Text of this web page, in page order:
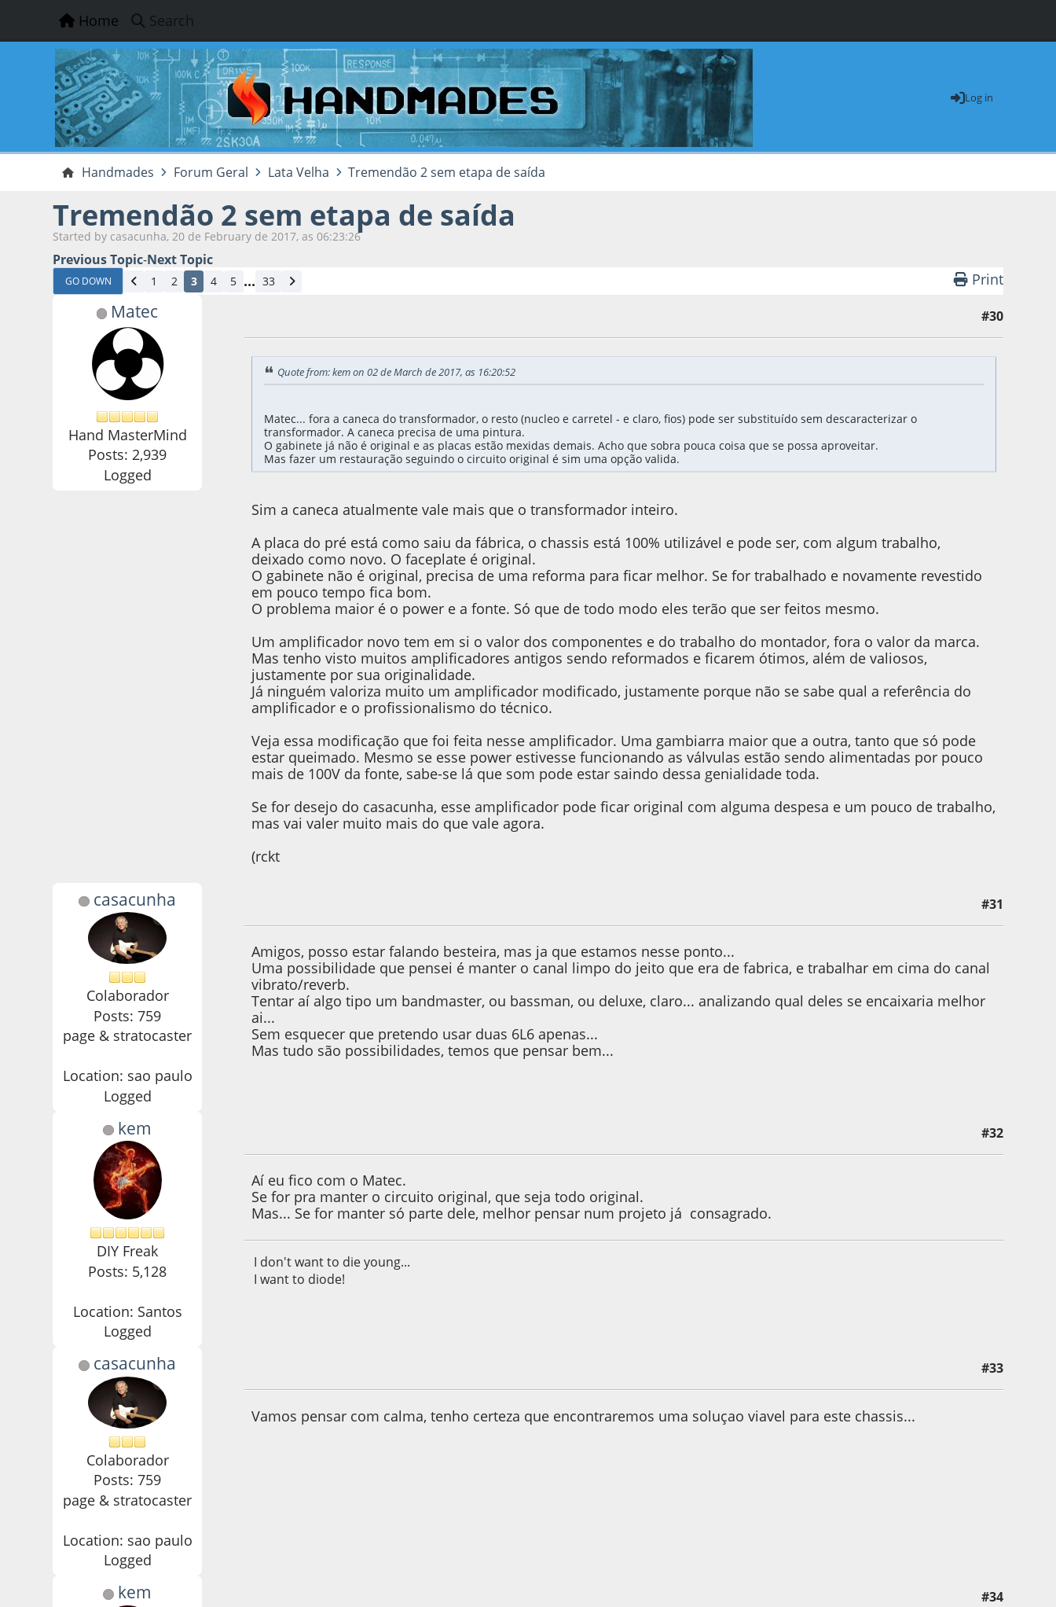
Home Search
Log in
Handmades Forum Geral Lata Velha Tremendão 2 sem etapa de saída
Tremendão 2 sem etapa de saída
Started by casacunha, 20 de February de 2017, as 06:23:26
Previous Topic-Next Topic
GO DOWN 1 2 3 4 5 ... 33 Print
Matec
Hand MasterMind
Posts: 2,939
Logged
#30
Quote from: kem on 02 de March de 2017, as 16:20:52
Matec... fora a caneca do transformador, o resto (nucleo e carretel - e claro, fios) pode ser substituído sem descaracterizar o
transformador. A caneca precisa de uma pintura.
O gabinete já não é original e as placas estão mexidas demais. Acho que sobra pouca coisa que se possa aproveitar.
Mas fazer um restauração seguindo o circuito original é sim uma opção valida.
Sim a caneca atualmente vale mais que o transformador inteiro.
A placa do pré está como saiu da fábrica, o chassis está 100% utilizável e pode ser, com algum trabalho,
deixado como novo. O faceplate é original.
O gabinete não é original, precisa de uma reforma para ficar melhor. Se for trabalhado e novamente revestido
em pouco tempo fica bom.
O problema maior é o power e a fonte. Só que de todo modo eles terão que ser feitos mesmo.
Um amplificador novo tem em si o valor dos componentes e do trabalho do montador, fora o valor da marca.
Mas tenho visto muitos amplificadores antigos sendo reformados e ficarem ótimos, além de valiosos,
justamente por sua originalidade.
Já ninguém valoriza muito um amplificador modificado, justamente porque não se sabe qual a referência do
amplificador e o profissionalismo do técnico.
Veja essa modificação que foi feita nesse amplificador. Uma gambiarra maior que a outra, tanto que só pode
estar queimado. Mesmo se esse power estivesse funcionando as válvulas estão sendo alimentadas por pouco
mais de 100V da fonte, sabe-se lá que som pode estar saindo dessa genialidade toda.
Se for desejo do casacunha, esse amplificador pode ficar original com alguma despesa e um pouco de trabalho,
mas vai valer muito mais do que vale agora.
(rckt
casacunha
Colaborador
Posts: 759
page & stratocaster
Location: sao paulo
Logged
#31
Amigos, posso estar falando besteira, mas ja que estamos nesse ponto...
Uma possibilidade que pensei é manter o canal limpo do jeito que era de fabrica, e trabalhar em cima do canal
vibrato/reverb.
Tentar aí algo tipo um bandmaster, ou bassman, ou deluxe, claro... analizando qual deles se encaixaria melhor
ai...
Sem esquecer que pretendo usar duas 6L6 apenas...
Mas tudo são possibilidades, temos que pensar bem...
kem
DIY Freak
Posts: 5,128
Location: Santos
Logged
#32
Aí eu fico com o Matec.
Se for pra manter o circuito original, que seja todo original.
Mas... Se for manter só parte dele, melhor pensar num projeto já consagrado.
I don't want to die young...
I want to diode!
casacunha
Colaborador
Posts: 759
page & stratocaster
Location: sao paulo
Logged
#33
Vamos pensar com calma, tenho certeza que encontraremos uma soluçao viavel para este chassis...
kem #34